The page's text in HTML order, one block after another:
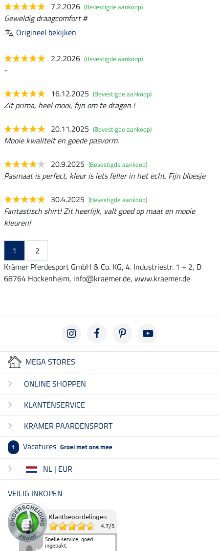
7.2.2026 (Bevestigde aankoop)
Geweldig draagcomfort #
Origineel bekijken
2.2.2026 (Bevestigde aankoop)
-
16.12.2025 (Bevestigde aankoop)
Zit prima, heel mooi, fijn om te dragen !
20.11.2025 (Bevestigde aankoop)
Mooie kwaliteit en goede pasvorm.
20.9.2025 (Bevestigde aankoop)
Pasmaat is perfect, kleur is iets feller in het echt. Fijn bloesje
30.4.2025 (Bevestigde aankoop)
Fantastisch shirt! Zit heerlijk, valt goed op maat en mooie
kleuren!
1
2
Krämer Pferdesport GmbH & Co. KG, 4. Industriestr. 1 + 2, D
68764 Hockenheim, info@kraemer.de, www.kraemer.de
MEGA STORES
ONLINE SHOPPEN
KLANTENSERVICE
KRAMER PAARDENSPORT
1 Vacatures Groei met ons mee
NL | EUR
VEILIG INKOPEN
Klantbeoordelingen
4.7/5
Snelle service, goed
ingepakt.